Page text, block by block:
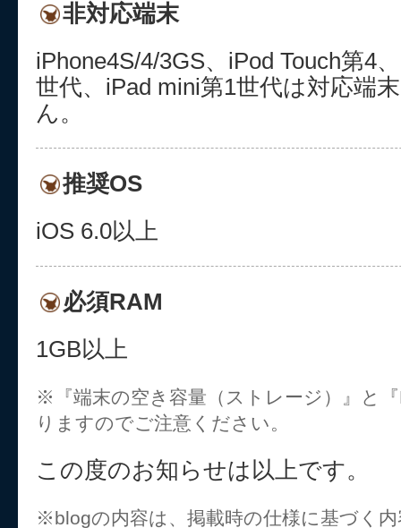
非対応端末
iPhone4S/4/3GS、iPod Touch第4
世代、iPad mini第1世代は対応端
ん。
推奨OS
iOS 6.0以上
必須RAM
1GB以上
※『端末の空き容量（ストレージ）』と
りますのでご注意ください。
この度のお知らせは以上です。
※blogの内容は、掲載時の仕様に基づく